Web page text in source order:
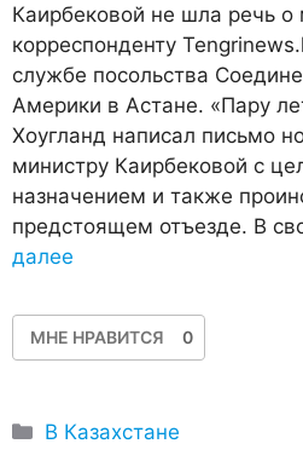
Каирбековой не шла речь
корреспонденту
службе посольства
Америки в Астане. «Пару
Хоугланд написал письмо
министру Каирбековой с
назначением и также
предстоящем отъезде. В
далее
МНЕ НРАВИТСЯ 0
Рубрики
В Казахстане